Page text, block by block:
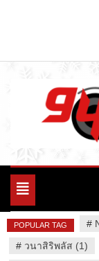
94
Variety News
Toggle
POPULAR TAG #
# วนาสิริพลัส (1)